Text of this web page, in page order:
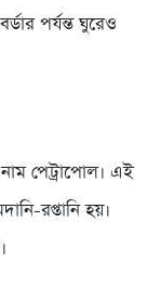
পর্যন্ত ঘুরেও
পেট্রাপোল। এই
রপ্তানি হয়।